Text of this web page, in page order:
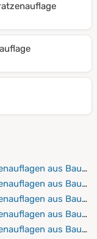
auf die Matratze
kinderleicht
oder
und sie verliert
Schadstoffen
chemische
von
sehr gerne auch
cm
cm
cm
cm
cm
aus
aus
aus
aus
aus